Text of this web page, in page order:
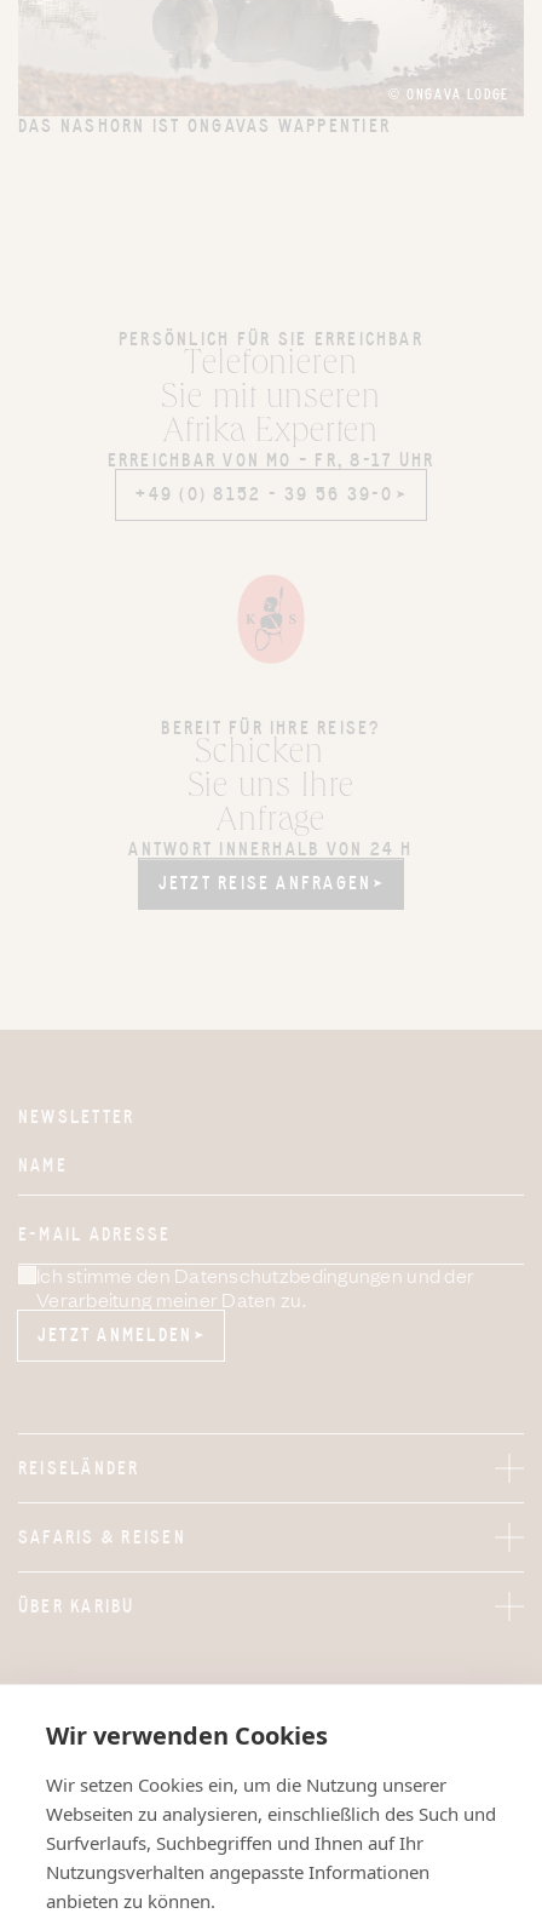
Wir verwenden Cookies
Wir setzen Cookies ein, um die Nutzung unserer
Webseiten zu analysieren, einschließlich des Such und
Surfverlaufs, Suchbegriffen und Ihnen auf Ihr
Nutzungsverhalten angepasste Informationen
anbieten zu können.
© ONGAVA LODGE
DAS NASHORN IST ONGAVAS WAPPENTIER
PERSÖNLICH FÜR SIE ERREICHBAR
Telefonieren
Sie mit unseren
Afrika Experten
ERREICHBAR VON MO – FR, 8-17 UHR
+49 (0) 8152 - 39 56 39-0
+49 (0) 8152 - 39 56 39-0
BEREIT FÜR IHRE REISE?
Schicken
Sie uns Ihre
Anfrage
ANTWORT INNERHALB VON 24 H
JETZT REISE ANFRAGEN
JETZT REISE ANFRAGEN
NEWSLETTER
NAME
E-MAIL ADRESSE
Ich stimme den Datenschutzbedingungen und der
Verarbeitung meiner Daten zu.
JETZT ANMELDEN
JETZT ANMELDEN
REISELÄNDER
SAFARIS & REISEN
ÜBER KARIBU